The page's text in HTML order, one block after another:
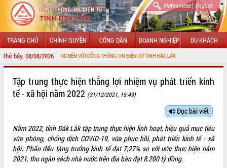
Vietnamese| English
TRANG CHỦ CHÍNH QUYỀN CÔNG DÂN DOANH NGHIỆP DU KHÁCH
Thứ bảy, 08/08/2026
CHÀO MỪNG ĐẾN VỚI CỔNG THÔNG TIN ĐIỆN TỬ TỈNH ĐẮK LẮK
LÃNH ĐẠO UBND TỈNH
SỞ, BAN, NGÀNH
UBND CÁC XÃ, PHƯỜNG
Tập trung thực hiện thắng lợi nhiệm vụ phát triển kinh
tế - xã hội năm 2022 (31/12/2021, 15:49)
Đọc bài viết
Năm 2022, tỉnh Đắk Lắk tập trung thực hiện linh hoạt, hiệu quả mục tiêu
vừa phòng, chống dịch COVID-19, vừa phục hồi, phát triển kinh tế - xã
hội. Phấn đấu tăng trưởng kinh tế đạt 7,27% so với ước thực hiện năm
2021, thu ngân sách nhà nước trên địa bàn đạt 8.200 tỷ đồng.